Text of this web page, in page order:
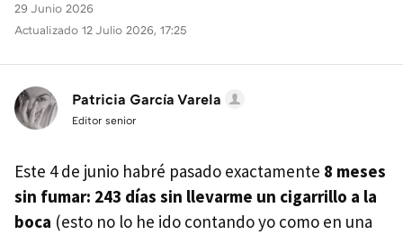
29 Junio 2026
Actualizado 12 Julio 2026, 17:25
Patricia García Varela
Editor senior
Este 4 de junio habré pasado exactamente 8 meses
sin fumar: 243 días sin llevarme un cigarrillo a la
boca (esto no lo he ido contando yo como en una